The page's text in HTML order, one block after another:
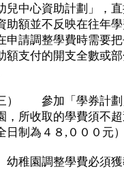
兒中心資助計劃」，
助額並不反映在往年
申請調整學費時需要
額支付的開支全數或
） 參加「學券計劃
，所收取的學費須不
日制為４８,０００元
稚園調整學費必須獲